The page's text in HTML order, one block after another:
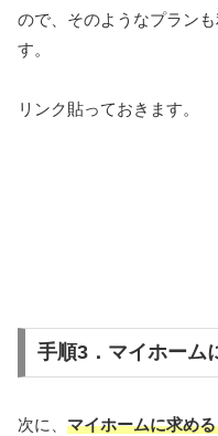
ので、そのようなプラン
す。
リンク貼っておきます。
手順3．マイホーム
次に、 マイホームに求め